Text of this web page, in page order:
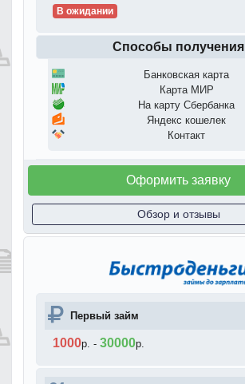
В ожидании
Способы получения
Банковская карта
Карта МИР
На карту Сбербанка
Яндекс кошелек
Контакт
Оформить заявку
Обзор и отзывы
Первый займ
1000р. - 30000р.